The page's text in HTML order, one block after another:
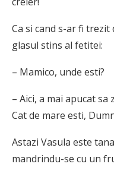
Ca si cand s-ar fi
glasul stins al fetitei:
– Mamico, unde esti?
– Aici, a mai apucat sa
Cat de mare esti,
Astazi Vasula este
mandrindu-se cu un